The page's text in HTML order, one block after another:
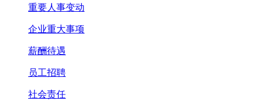
重要人事变动
企业重大事项
薪酬待遇
员工招聘
社会责任